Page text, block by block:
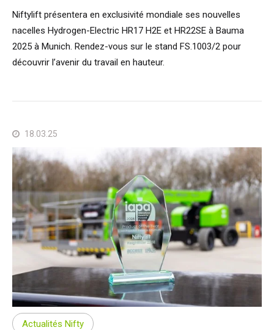
Niftylift présentera en exclusivité mondiale ses nouvelles
nacelles Hydrogen-Electric HR17 H2E et HR22SE à Bauma
2025 à Munich. Rendez-vous sur le stand FS.1003/2 pour
découvrir l’avenir du travail en hauteur.
18.03.25
Actualités Nifty